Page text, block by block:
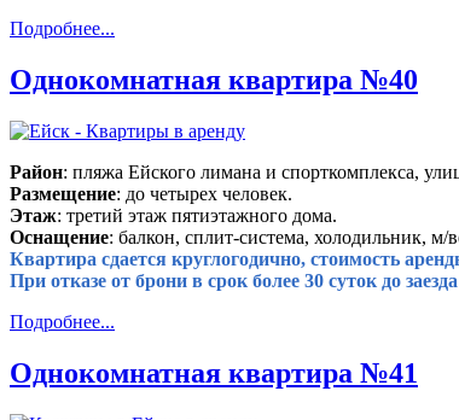
Подробнее...
Однокомнатная квартира №40
Район: пляжа Ейского лимана и спорткомплекса,
Размещение: до четырех человек.
Этаж: третий этаж пятиэтажного дома.
Оснащение: балкон, сплит-система, холодильник,
Квартира сдается круглогодично, стоимость
При отказе от брони в срок более 30 суток до
Подробнее...
Однокомнатная квартира №41